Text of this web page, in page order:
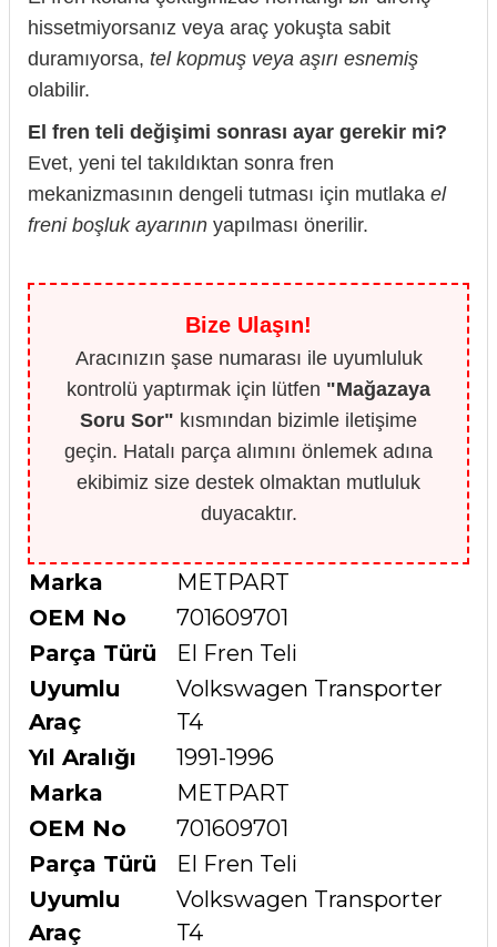
hissetmiyorsanız veya araç yokuşta sabit
duramıyorsa, tel kopmuş veya aşırı esnemiş
olabilir.
El fren teli değişimi sonrası ayar gerekir mi?
Evet, yeni tel takıldıktan sonra fren
mekanizmasının dengeli tutması için mutlaka el
freni boşluk ayarının yapılması önerilir.
Bize Ulaşın!
Aracınızın şase numarası ile uyumluluk
kontrolü yaptırmak için lütfen "Mağazaya
Soru Sor" kısmından bizimle iletişime
geçin. Hatalı parça alımını önlemek adına
ekibimiz size destek olmaktan mutluluk
duyacaktır.
Marka
METPART
OEM No
701609701
Parça Türü
El Fren Teli
Uyumlu
Araç
Volkswagen Transporter
T4
Yıl Aralığı
1991-1996
Marka
METPART
OEM No
701609701
Parça Türü
El Fren Teli
Uyumlu
Araç
Volkswagen Transporter
T4